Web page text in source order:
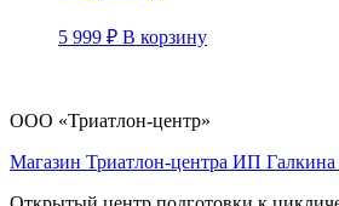
5 999 ₽ В корзину
ООО «Триатлон-центр»
Магазин Триатлон-центра ИП